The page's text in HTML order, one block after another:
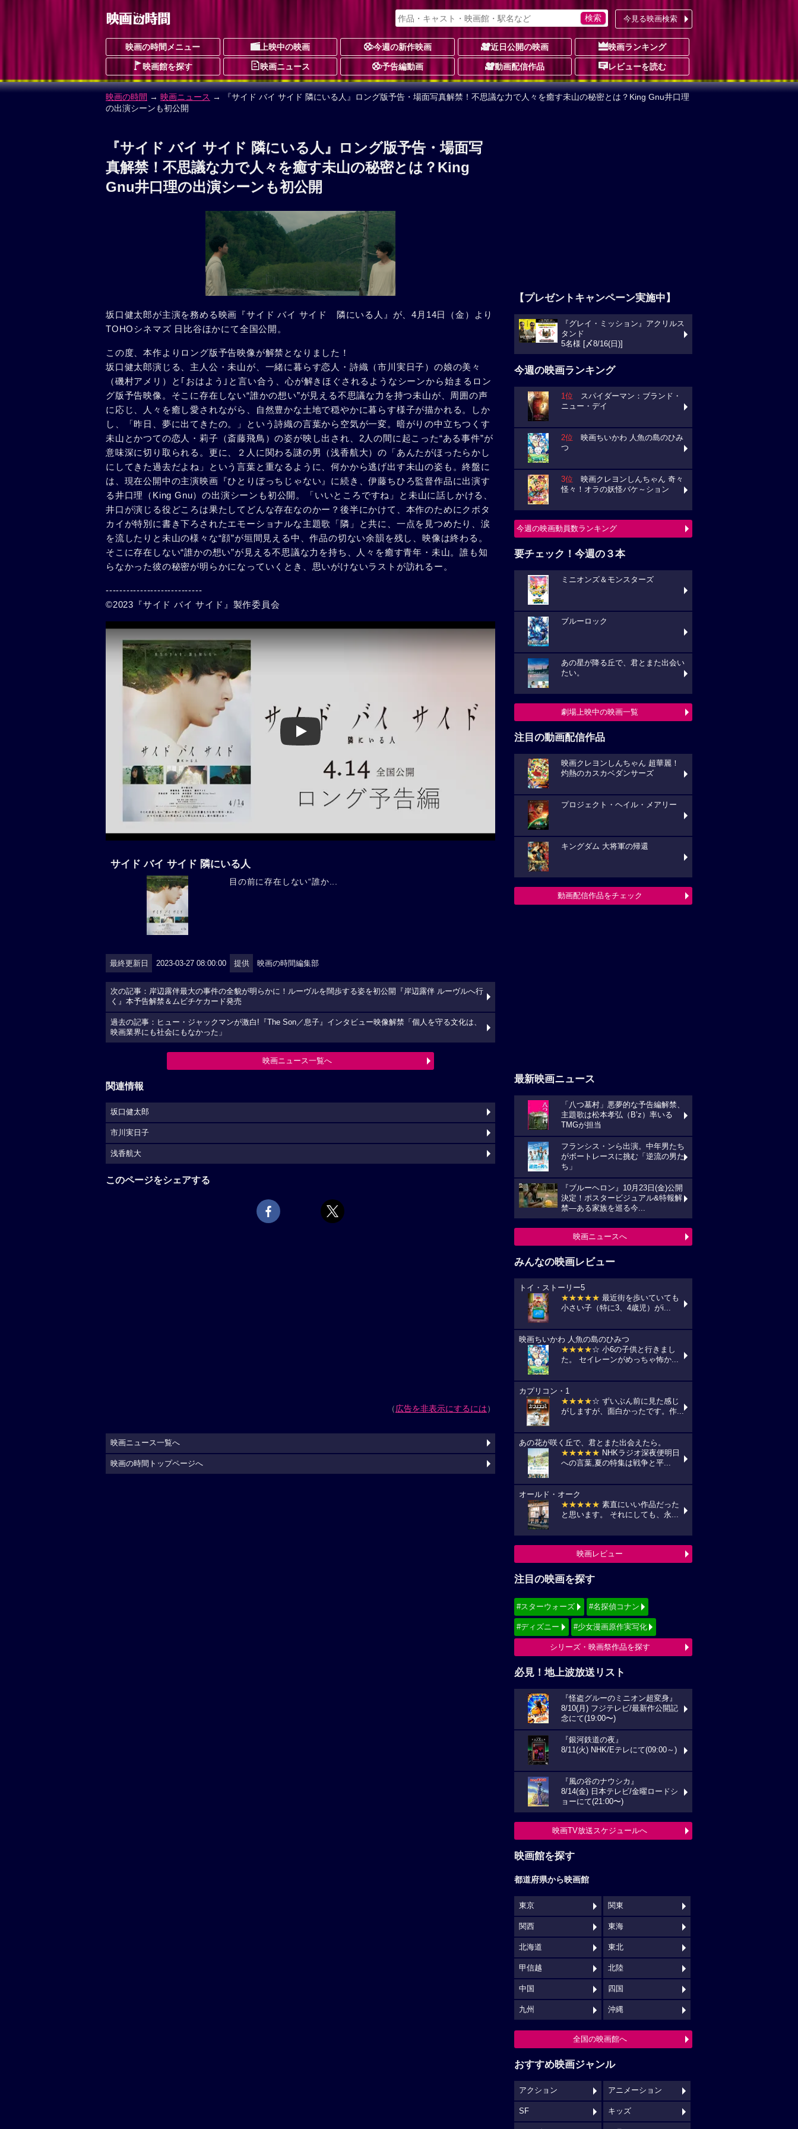
今見る映画検索
映画の時間メニュー 上映中の映画 今週の新作映画 近日公開の映画 映画ランキング
映画館を探す 映画ニュース 予告編動画 動画配信作品 レビューを読む
映画の時間 → 映画ニュース → 『サイド バイ サイド 隣にいる人』ロング版予告・場面写真解禁！不思議な力で人々を癒す未山の秘密とは？King Gnu井口理
の出演シーンも初公開
『サイド バイ サイド 隣にいる人』ロング版予告・場面写
真解禁！不思議な力で人々を癒す未山の秘密とは？King
Gnu井口理の出演シーンも初公開
坂口健太郎が主演を務める映画『サイド バイ サイド 隣にいる人』が、4月14日（金）より
TOHOシネマズ 日比谷ほかにて全国公開。
この度、本作よりロング版予告映像が解禁となりました！
坂口健太郎演じる、主人公・未山が、一緒に暮らす恋人・詩織（市川実日子）の娘の美々
（磯村アメリ）と｢おはよう｣と言い合う、心が解きほぐされるようなシーンから始まるロン
グ版予告映像。そこに存在しない“誰かの想い”が見える不思議な力を持つ未山が、周囲の声
に応じ、人々を癒し愛されながら、自然豊かな土地で穏やかに暮らす様子が描かれる。しか
し、「昨日、夢に出てきたの。」という詩織の言葉から空気が一変。暗がりの中立ちつくす
未山とかつての恋人・莉子（斎藤飛鳥）の姿が映し出され、2人の間に起こった“ある事件”が
意味深に切り取られる。更に、２人に関わる謎の男（浅香航大）の「あんたがほったらかし
にしてきた過去だよね」という言葉と重なるように、何かから逃げ出す未山の姿も。終盤に
は、現在公開中の主演映画『ひとりぼっちじゃない』に続き、伊藤ちひろ監督作品に出演す
る井口理（King Gnu）の出演シーンも初公開。「いいところですね」と未山に話しかける、
井口が演じる役どころは果たしてどんな存在なのかー？後半にかけて、本作のためにクボタ
カイが特別に書き下ろされたエモーショナルな主題歌「隣」と共に、一点を見つめたり、涙
を流したりと未山の様々な“顔”が垣間見える中、作品の切ない余韻を残し、映像は終わる。
そこに存在しない“誰かの想い”が見える不思議な力を持ち、人々を癒す青年・未山。誰も知
らなかった彼の秘密が明らかになっていくとき、思いがけないラストが訪れるー。
----------------------------
©2023『サイド バイ サイド』製作委員会
Play
サイド バイ サイド 隣にいる人
目の前に存在しない“誰か...
最終更新日 2023-03-27 08:00:00 提供 映画の時間編集部
次の記事：岸辺露伴最大の事件の全貌が明らかに！ルーヴルを闊歩する姿を初公開『岸辺露伴 ルーヴルへ行
く』本予告解禁＆ムビチケカード発売
過去の記事：ヒュー・ジャックマンが激白!『The Son／息子』インタビュー映像解禁「個人を守る文化は、
映画業界にも社会にもなかった」
映画ニュース一覧へ
関連情報
坂口健太郎
市川実日子
浅香航大
このページをシェアする
（広告を非表示にするには）
【プレゼントキャンペーン実施中】
『グレイ・ミッション』アクリルス
タンド
5名様 [〆8/16(日)]
今週の映画ランキング
1位 スパイダーマン：ブランド・
ニュー・デイ
2位 映画ちいかわ 人魚の島のひみ
つ
3位 映画クレヨンしんちゃん 奇々
怪々！オラの妖怪バケ～ション
今週の映画動員数ランキング
要チェック！今週の３本
ミニオンズ＆モンスターズ
ブルーロック
あの星が降る丘で、君とまた出会い
たい。
劇場上映中の映画一覧
注目の動画配信作品
映画クレヨンしんちゃん 超華麗！
灼熱のカスカベダンサーズ
プロジェクト・ヘイル・メアリー
キングダム 大将軍の帰還
動画配信作品をチェック
最新映画ニュース
「八つ墓村」悪夢的な予告編解禁、
主題歌は松本孝弘（B’z）率いる
TMGが担当
フランシス・ンら出演。中年男たち
がボートレースに挑む「逆流の男た
ち」
『ブルーヘロン』10月23日(金)公開
決定！ポスタービジュアル&特報解
禁―ある家族を巡る今...
映画ニュースへ
みんなの映画レビュー
トイ・ストーリー5
★★★★★ 最近街を歩いていても
小さい子（特に3、4歳児）がi...
映画ちいかわ 人魚の島のひみつ
★★★★☆ 小6の子供と行きまし
た。 セイレーンがめっちゃ怖か...
カプリコン・1
★★★★☆ ずいぶん前に見た感じ
がしますが、面白かったです。作...
あの花が咲く丘で、君とまた出会えたら。
★★★★★ NHKラジオ深夜便明日
への言葉,夏の特集は戦争と平...
オールド・オーク
★★★★★ 素直にいい作品だった
と思います。 それにしても、永...
映画レビュー
注目の映画を探す
#スターウォーズ #名探偵コナン
#ディズニー #少女漫画原作実写化
シリーズ・映画祭作品を探す
必見！地上波放送リスト
『怪盗グルーのミニオン超変身』
8/10(月) フジテレビ/最新作公開記
念にて(19:00〜)
『銀河鉄道の夜』
8/11(火) NHK/Eテレにて(09:00～)
『風の谷のナウシカ』
8/14(金) 日本テレビ/金曜ロードシ
ョーにて(21:00〜)
映画TV放送スケジュールへ
映画館を探す
都道府県から映画館
東京 関東
関西 東海
北海道 東北
甲信越 北陸
中国 四国
九州 沖縄
全国の映画館へ
おすすめ映画ジャンル
アクション アニメーション
SF キッズ
映画ニュース一覧へ
映画の時間トップページへ